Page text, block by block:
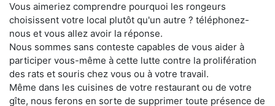
Vous aimeriez comprendre pourquoi les rongeurs
choisissent votre local plutôt qu'un autre ? téléphonez-
nous et vous allez avoir la réponse.
Nous sommes sans conteste capables de vous aider à
participer vous-même à cette lutte contre la prolifération
des rats et souris chez vous ou à votre travail.
Même dans les cuisines de votre restaurant ou de votre
gîte, nous ferons en sorte de supprimer toute présence de